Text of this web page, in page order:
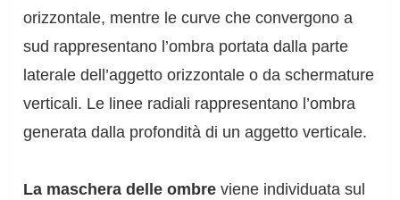
orizzontale, mentre le curve che convergono a
sud rappresentano l’ombra portata dalla parte
laterale dell’aggetto orizzontale o da schermature
verticali. Le linee radiali rappresentano l’ombra
generata dalla profondità di un aggetto verticale.
La maschera delle ombre viene individuata sul